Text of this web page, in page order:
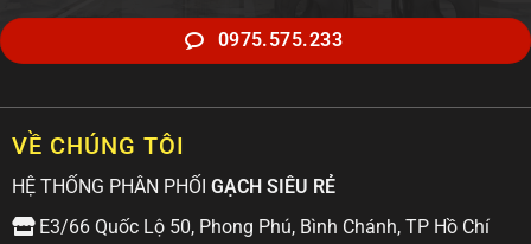
0975.575.233
VỀ CHÚNG TÔI
HỆ THỐNG PHÂN PHỐI GẠCH SIÊU RẺ
E3/66 Quốc Lộ 50, Phong Phú, Bình Chánh, TP Hồ Chí